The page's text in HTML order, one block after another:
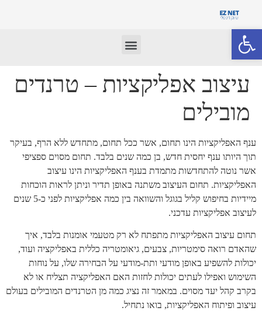
פתח סרגל נגישות
עיצוב אפליקציות – טרנדים
מובילים
ענף האפליקציות הינו תחום, אשר ככל תחום, מתחדש ללא הרף, בעיקר
תוך היותו ענף יחסית חדש, בן כמה שנים בלבד. תחום מסוים ספציפי
אשר נוטה להתחדשות מתמדת בענף האפליקציות הינו עיצוב
האפליקציות. תחום העיצוב משתנה באופן תדיר וניתן לראות הוכחות
מיידיות בחיפוש קליל בגוגל והשוואה בין כמה אפליקציות לפני כ-5 שנים
לעיצוב אפליקציות עדכני.
תחום עיצוב האפליקציות מתפתח לא רק מטעמי אומנות בלבד, איך
שהאדם רואה סימטריות, צבעים, גיאומטריה כללית באפליקציה ועוד,
יכולות להשפיע באופן מודעי ותת-מודעי על הבחירה שלו, על נוחות
השימוש ואפילו לעתים יכולות לחזות האם האפליקציה תצליח או לא
בקרב קהל יעד מסוים. במאמר זה נציג כמה מן הטרנדים המובילים בעולם
עיצוב ופיתוח האפליקציות, בואו נתחיל.